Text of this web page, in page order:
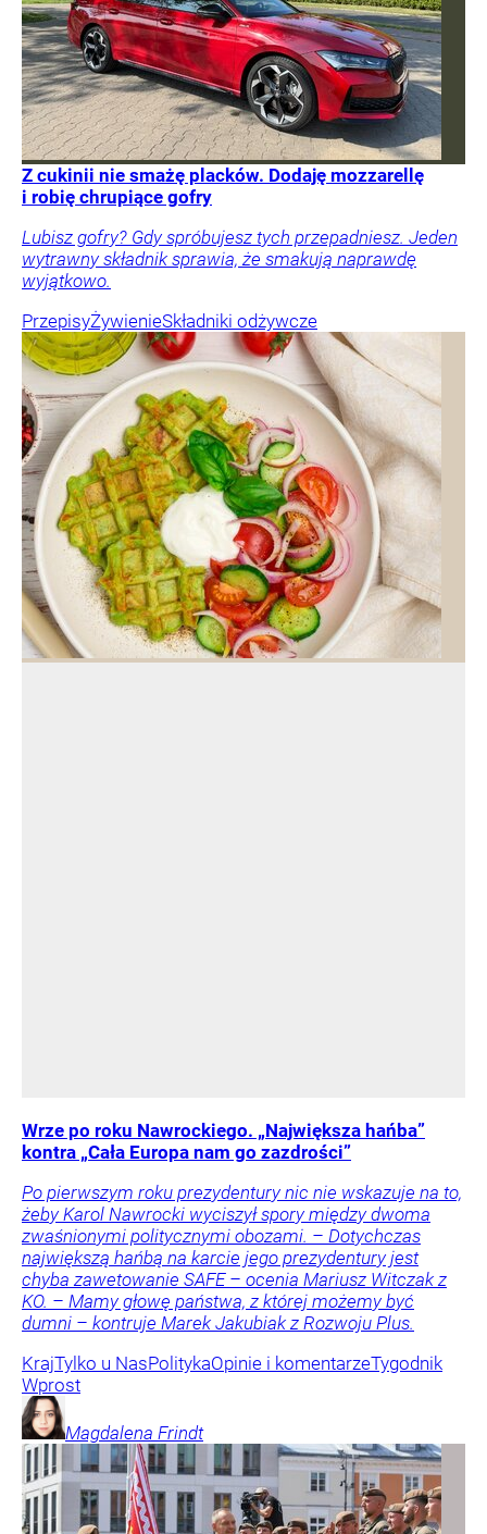
Z cukinii nie smażę placków. Dodaję mozzarellę
i robię chrupiące gofry
Lubisz gofry? Gdy spróbujesz tych przepadniesz. Jeden
wytrawny składnik sprawia, że smakują naprawdę
wyjątkowo.
PrzepisyŻywienieSkładniki odżywcze
Wrze po roku Nawrockiego. „Największa hańba”
kontra „Cała Europa nam go zazdrości”
Po pierwszym roku prezydentury nic nie wskazuje na to,
żeby Karol Nawrocki wyciszył spory między dwoma
zwaśnionymi politycznymi obozami. – Dotychczas
największą hańbą na karcie jego prezydentury jest
chyba zawetowanie SAFE – ocenia Mariusz Witczak z
KO. – Mamy głowę państwa, z której możemy być
dumni – kontruje Marek Jakubiak z Rozwoju Plus.
KrajTylko u NasPolitykaOpinie i komentarzeTygodnik
Wprost
Magdalena Frindt